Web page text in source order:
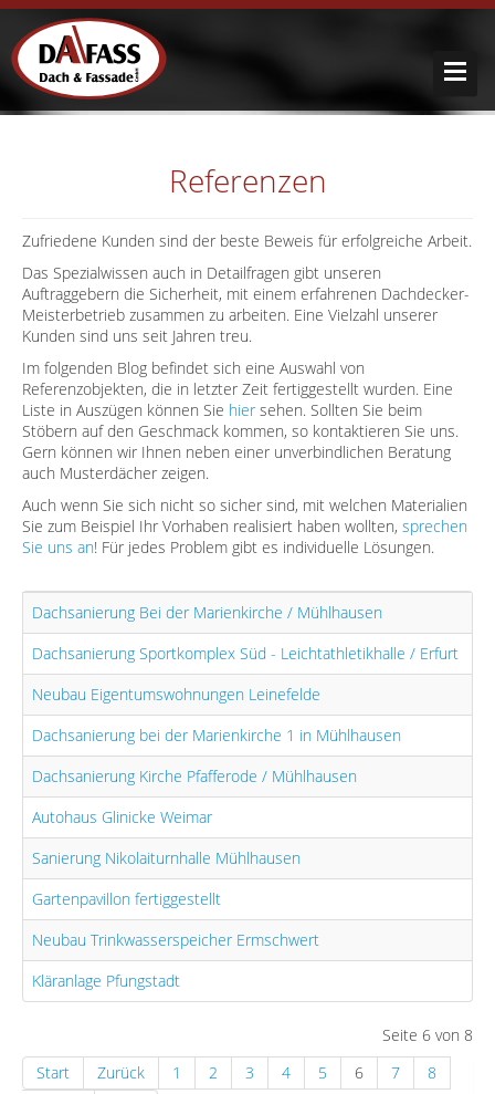
Referenzen
Zufriedene Kunden sind der beste Beweis für erfolgreiche Arbeit.
Das Spezialwissen auch in Detailfragen gibt unseren
Auftraggebern die Sicherheit, mit einem erfahrenen Dachdecker-
Meisterbetrieb zusammen zu arbeiten. Eine Vielzahl unserer
Kunden sind uns seit Jahren treu.
Im folgenden Blog befindet sich eine Auswahl von
Referenzobjekten, die in letzter Zeit fertiggestellt wurden. Eine
Liste in Auszügen können Sie hier sehen. Sollten Sie beim
Stöbern auf den Geschmack kommen, so kontaktieren Sie uns.
Gern können wir Ihnen neben einer unverbindlichen Beratung
auch Musterdächer zeigen.
Auch wenn Sie sich nicht so sicher sind, mit welchen Materialien
Sie zum Beispiel Ihr Vorhaben realisiert haben wollten, sprechen
Sie uns an! Für jedes Problem gibt es individuelle Lösungen.
Dachsanierung Bei der Marienkirche / Mühlhausen
Dachsanierung Sportkomplex Süd - Leichtathletikhalle / Erfurt
Neubau Eigentumswohnungen Leinefelde
Dachsanierung bei der Marienkirche 1 in Mühlhausen
Dachsanierung Kirche Pfafferode / Mühlhausen
Autohaus Glinicke Weimar
Sanierung Nikolaiturnhalle Mühlhausen
Gartenpavillon fertiggestellt
Neubau Trinkwasserspeicher Ermschwert
Kläranlage Pfungstadt
Seite 6 von 8
Start
Zurück 1 2 3 4 5 6 7
8